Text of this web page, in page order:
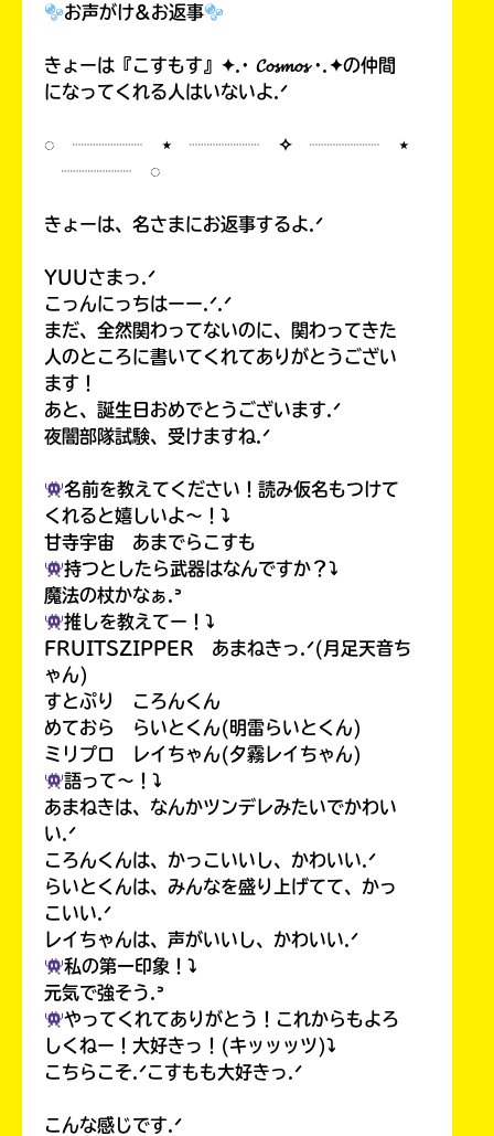
お声がけ&お返事
きょーは『こすもす』✦.· 𝓒𝓸𝓼𝓶𝓸𝓼 ·.✦の仲間
になってくれる人はいないよ.ᐟ
◌ ┈┈┈┈ ⋆ ┈┈┈┈ ✧ ┈┈┈┈ ⋆
┈┈┈┈ ◌
きょーは、名さまにお返事するよ.ᐟ
YUUさまっ.ᐟ
こっんにっちはーー.ᐟ.ᐟ
まだ、全然関わってないのに、関わってきた
人のところに書いてくれてありがとうござい
ます！
あと、誕生日おめでとうございます.ᐟ
夜闇部隊試験、受けますね.ᐟ
名前を教えてください！読み仮名もつけて
くれると嬉しいよ〜！⤵︎
甘寺宇宙 あまでらこすも
持つとしたら武器はなんですか？⤵︎
魔法の杖かなぁ.ᐣ
推しを教えてー！⤵︎
FRUITSZIPPER あまねきっ.ᐟ(月足天音ち
ゃん)
すとぷり ころんくん
めておら らいとくん(明雷らいとくん)
ミリプロ レイちゃん(夕霧レイちゃん)
語って〜！⤵︎
あまねきは、なんかツンデレみたいでかわい
い.ᐟ
ころんくんは、かっこいいし、かわいい.ᐟ
らいとくんは、みんなを盛り上げてて、かっ
こいい.ᐟ
レイちゃんは、声がいいし、かわいい.ᐟ
私の第一印象！⤵︎
元気で強そう.ᐣ
やってくれてありがとう！これからもよろ
しくねー！大好きっ！(キッッッツ)⤵︎
こちらこそ.ᐟこすもも大好きっ.ᐟ
こんな感じです.ᐟ